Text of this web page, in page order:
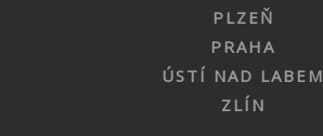
PLZEŇ
PRAHA
ÚSTÍ NAD LABEM
ZLÍN